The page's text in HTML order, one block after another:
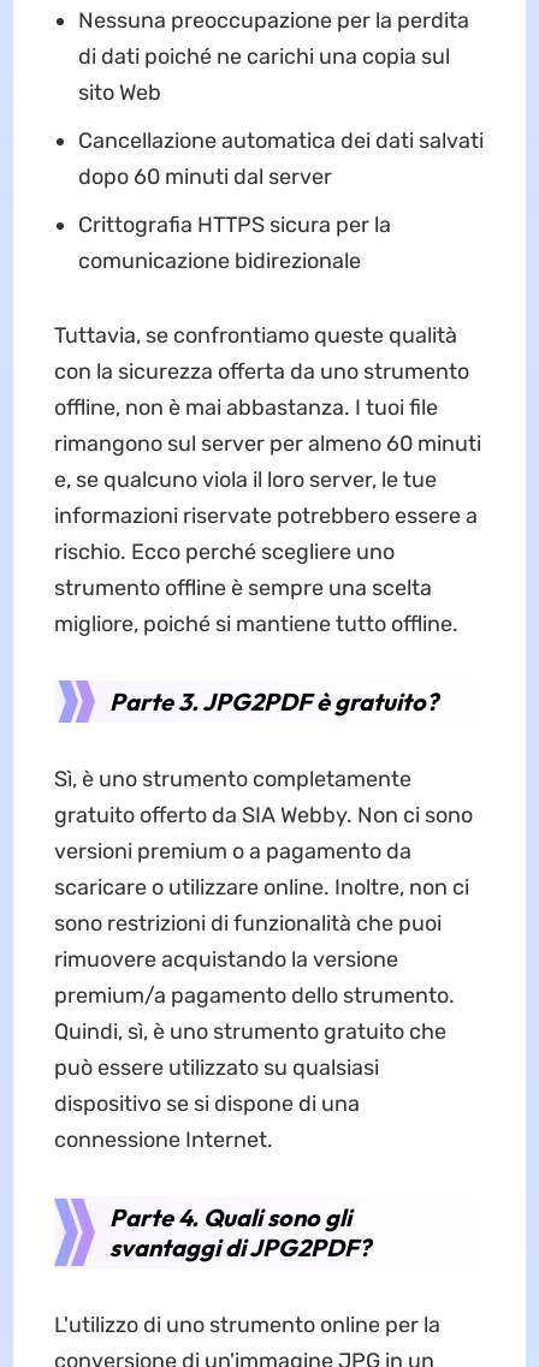
Nessuna preoccupazione per la perdita
di dati poiché ne carichi una copia sul
sito Web
Cancellazione automatica dei dati salvati
dopo 60 minuti dal server
Crittografia HTTPS sicura per la
comunicazione bidirezionale
Tuttavia, se confrontiamo queste qualità
con la sicurezza offerta da uno strumento
offline, non è mai abbastanza. I tuoi file
rimangono sul server per almeno 60 minuti
e, se qualcuno viola il loro server, le tue
informazioni riservate potrebbero essere a
rischio. Ecco perché scegliere uno
strumento offline è sempre una scelta
migliore, poiché si mantiene tutto offline.
Parte 3. JPG2PDF è gratuito?
Sì, è uno strumento completamente
gratuito offerto da SIA Webby. Non ci sono
versioni premium o a pagamento da
scaricare o utilizzare online. Inoltre, non ci
sono restrizioni di funzionalità che puoi
rimuovere acquistando la versione
premium/a pagamento dello strumento.
Quindi, sì, è uno strumento gratuito che
può essere utilizzato su qualsiasi
dispositivo se si dispone di una
connessione Internet.
Parte 4. Quali sono gli
svantaggi di JPG2PDF?
L'utilizzo di uno strumento online per la
conversione di un'immagine JPG in un